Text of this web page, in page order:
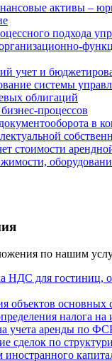
активы –
подхода
учет и
системы
облигаций
процессов
в
стоимости
по нашим
НДС для гостиниц,
объектов основных
налога
учета аренды по
сделок по